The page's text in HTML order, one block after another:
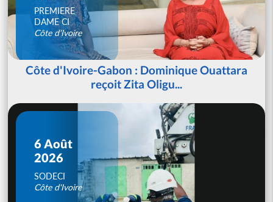
PREMIERE
DAME CI
Côte d'Ivoire
Côte d'Ivoire-Gabon : Dominique Ouattara
reçoit Zita Oligu...
6 Août
2026
SODECI
Côte d'Ivoire